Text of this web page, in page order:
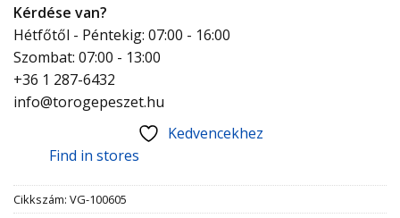
Kérdése van?
Hétfőtől - Péntekig: 07:00 - 16:00
Szombat: 07:00 - 13:00
+36 1 287-6432
info@torogepeszet.hu
Kedvencekhez
Find in stores
Cikkszám: VG-100605